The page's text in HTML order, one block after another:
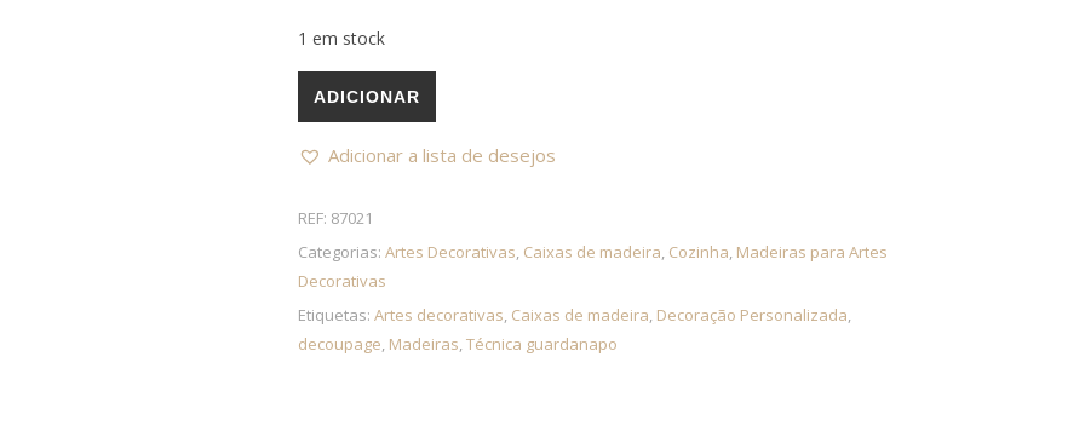
1 em stock
Quantidade de Caixa de chá 6 divisões com vidro
ADICIONAR
Adicionar a lista de desejos
REF: 87021
Categorias: Artes Decorativas, Caixas de madeira, Cozinha, Madeiras para Artes
Decorativas
Etiquetas: Artes decorativas, Caixas de madeira, Decoração Personalizada,
decoupage, Madeiras,Técnica guardanapo